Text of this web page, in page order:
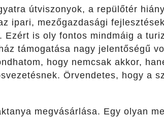
útviszonyok, a repülőtér
ipari, mezőgazdasági
Ezért is oly fontos mindmáig a
támogatása nagy jelentőségű
hogy nemcsak akkor,
Örvendetes, hogy a
megvásárlása. Egy olyan